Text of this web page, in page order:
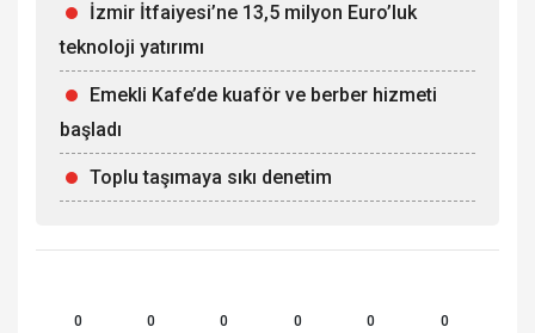
İzmir İtfaiyesi’ne 13,5 milyon Euro’luk
teknoloji yatırımı
Emekli Kafe’de kuaför ve berber hizmeti
başladı
Toplu taşımaya sıkı denetim
0 0 0 0 0 0